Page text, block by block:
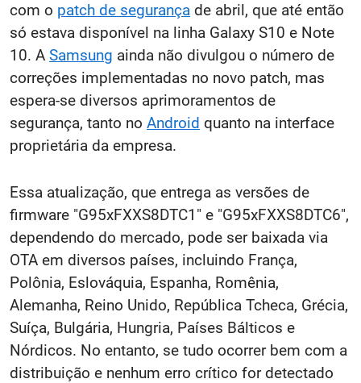
com o patch de segurança de abril, que até então
só estava disponível na linha Galaxy S10 e Note
10. A Samsung ainda não divulgou o número de
correções implementadas no novo patch, mas
espera-se diversos aprimoramentos de
segurança, tanto no Android quanto na interface
proprietária da empresa.
Essa atualização, que entrega as versões de
firmware "G95xFXXS8DTC1" e "G95xFXXS8DTC6",
dependendo do mercado, pode ser baixada via
OTA em diversos países, incluindo França,
Polônia, Eslováquia, Espanha, Romênia,
Alemanha, Reino Unido, República Tcheca, Grécia,
Suíça, Bulgária, Hungria, Países Bálticos e
Nórdicos. No entanto, se tudo ocorrer bem com a
distribuição e nenhum erro crítico for detectado